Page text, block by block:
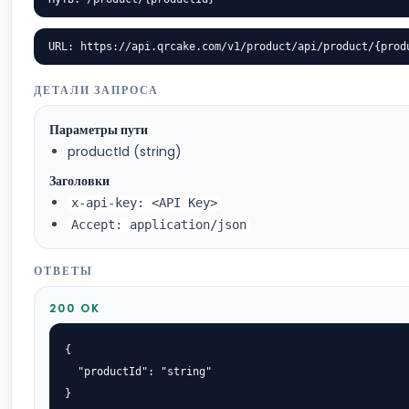
URL: https://api.qrcake.com/v1/product/api/product/
ДЕТАЛИ ЗАПРОСА
Параметры пути
productId (string)
Заголовки
x-api-key: <API Key>
Accept: application/json
ОТВЕТЫ
200 OK
{
  "productId": "string"
}